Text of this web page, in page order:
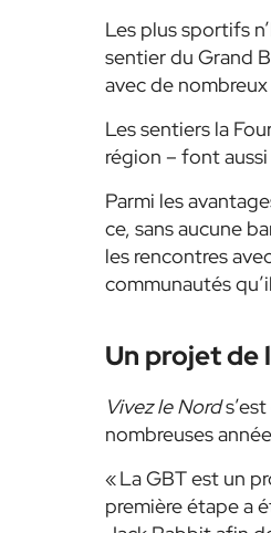
Les plus sportifs
sentier du Grand
avec de
Les sentiers la
région – font
Parmi les
ce, sans aucune
les rencontres
communautés
Un projet de
Vivez le Nord
nombreuses
« La GBT est un
première étape a